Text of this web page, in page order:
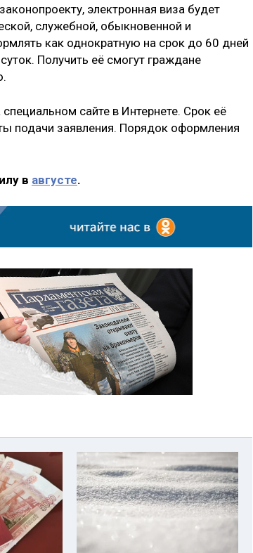
электронная виза будет
служебной, обыкновенной и
как однократную на срок до 60 дней
Получить её смогут граждане
сайте в Интернете. Срок её
подачи заявления. Порядок оформления
в августе.